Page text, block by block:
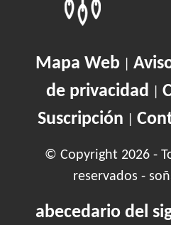
Mapa Web|
de privacidad
Suscripción
© Copyright 2026 -
reservados -
abecedario del